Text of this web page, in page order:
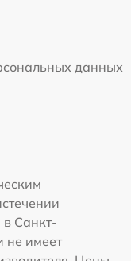
данных
Санкт-
не имеет